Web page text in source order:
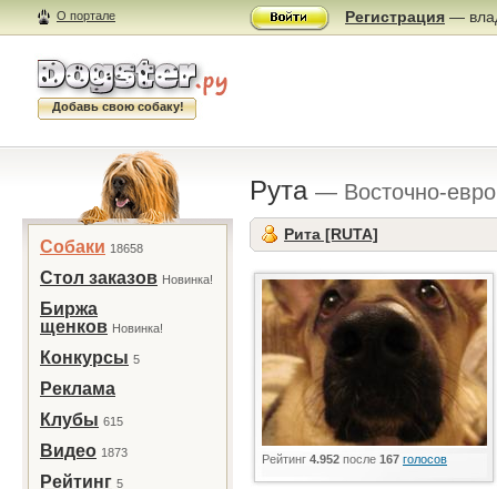
О портале Регистрация —
Добавь свою собаку!
Собаки 18658
Стол заказов Новинка!
Биржа
щенков Новинка!
Конкурсы 5
Реклама
Клубы 615
Видео 1873
Рейтинг 5
Рута — Восточно-
Рита [RUTA]
Рейтинг 4.952 после 167 голосов